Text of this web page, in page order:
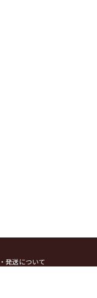
発送について